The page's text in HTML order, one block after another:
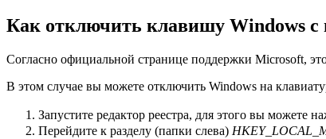
Как отключить клавишу Windows с
Согласно официальной странице поддержки Microsoft,
В этом случае вы можете отключить Windows на
Запустите редактор реестра, для этого вы можете
Перейдите к разделу (папки слева)